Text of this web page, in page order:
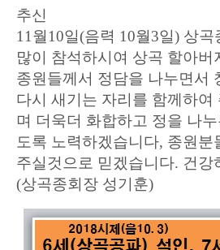
추신
11 월10일(음력 10월3일) 상곡
많이 참석하시여 상곡 할아버
종원들께서 정담을 나누면서
다시 새기는 자리를 함께하여
며 더욱더 화합하고 정을 나
도록 노력하겠습니다, 종원분
주실것으로 믿겠습니다. 건강
(상곡종회장 성기훈)